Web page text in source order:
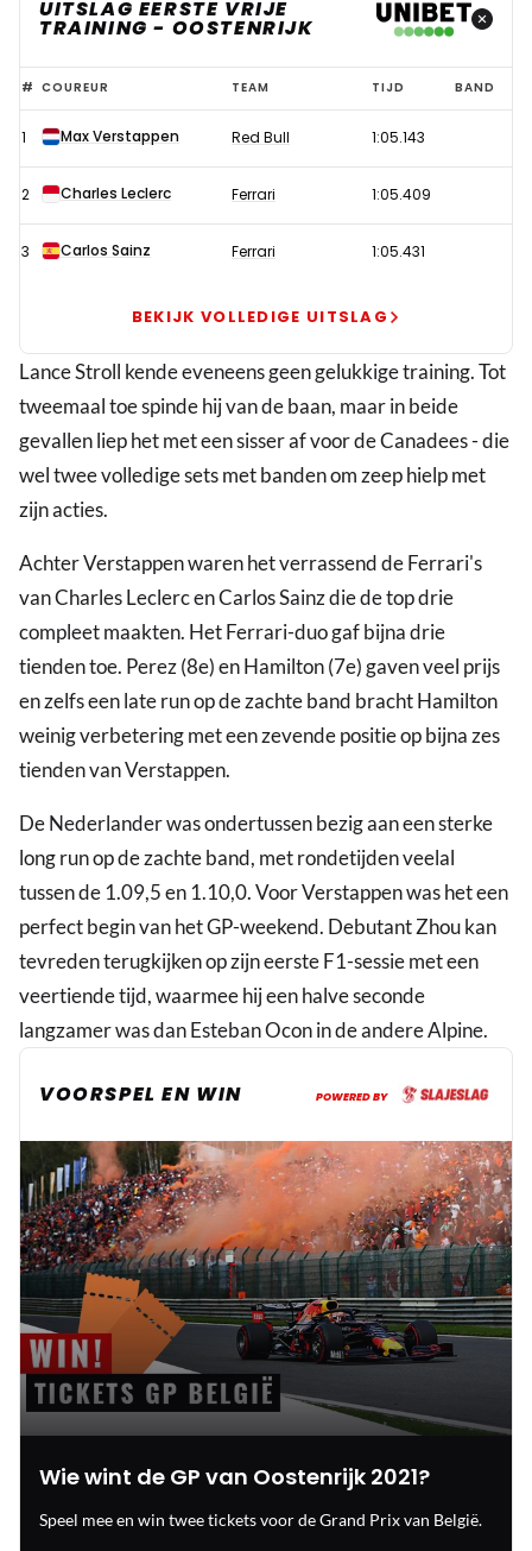
UITSLAG EERSTE VRIJE
TRAINING - OOSTENRIJK
Verstappen
domineert,
Mercedes
worstelt
eerste
Oostenrijk
# COUREUR TEAM TIJD BAND
1 Max Verstappen Red Bull 1:05.143
2 Charles Leclerc Ferrari 1:05.409
3 Carlos Sainz Ferrari 1:05.431
BEKIJK VOLLEDIGE UITSLAG
Lance Stroll kende eveneens geen gelukkige training. Tot
tweemaal toe spinde hij van de baan, maar in beide
gevallen liep het met een sisser af voor de Canadees - die
wel twee volledige sets met banden om zeep hielp met
zijn acties.
Achter Verstappen waren het verrassend de Ferrari's
van Charles Leclerc en Carlos Sainz die de top drie
compleet maakten. Het Ferrari-duo gaf bijna drie
tienden toe. Perez (8e) en Hamilton (7e) gaven veel prijs
en zelfs een late run op de zachte band bracht Hamilton
weinig verbetering met een zevende positie op bijna zes
tienden van Verstappen.
De Nederlander was ondertussen bezig aan een sterke
long run op de zachte band, met rondetijden veelal
tussen de 1.09,5 en 1.10,0. Voor Verstappen was het een
perfect begin van het GP-weekend. Debutant Zhou kan
tevreden terugkijken op zijn eerste F1-sessie met een
veertiende tijd, waarmee hij een halve seconde
langzamer was dan Esteban Ocon in de andere Alpine.
VOORSPEL EN WIN POWERED BY
Wie wint de GP van Oostenrijk 2021?
Speel mee en win twee tickets voor de Grand Prix van België.